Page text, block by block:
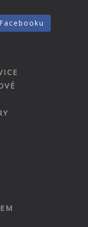
Facebooku